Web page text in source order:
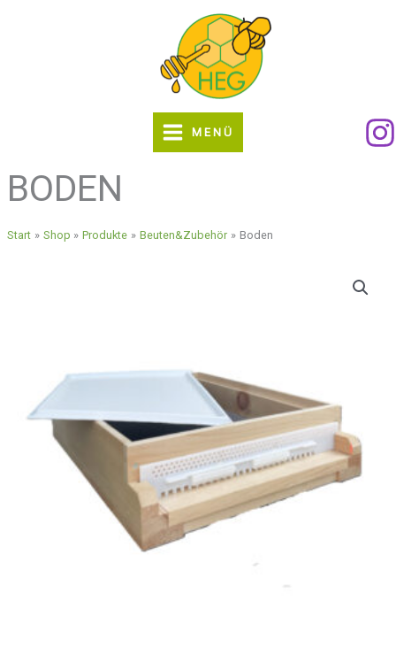
MENÜ
BODEN
Start Shop Produkte Beuten&Zubehör Boden